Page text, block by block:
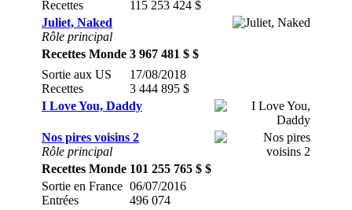
Recettes
115 253 424 $
Juliet, Naked
Rôle principal
Recettes Monde 3 967 481 $ $
Sortie aux US
Recettes
17/08/2018
3 444 895 $
I Love You, Daddy
Nos pires voisins 2
Rôle principal
Recettes Monde 101 255 765 $ $
Sortie en France
Entrées
06/07/2016
496 074